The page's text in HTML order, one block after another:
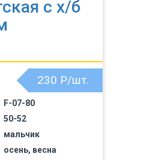
с х/б
F-07-80
50-52
мальчик
осень, весна
230 Р/шт.